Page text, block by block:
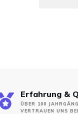
Erfahrung &
ÜBER 100
VERTRAUEN UNS